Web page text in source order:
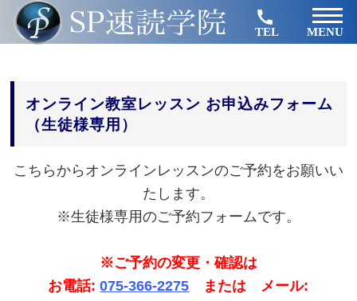
TEL MENU
オンライン教室レッスン お申込みフォーム
（生徒様専用）
こちらからオンラインレッスンのご予約をお願いい
たします。
※生徒様専用のご予約フォームです。
※ご予約の変更・確認は
お電話:075-366-2275 または メール: